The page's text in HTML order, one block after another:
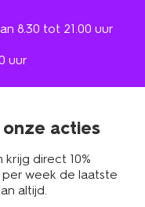
8.30 tot 21.00 uur
uur
acties
direct 10%
week de laatste
altijd.